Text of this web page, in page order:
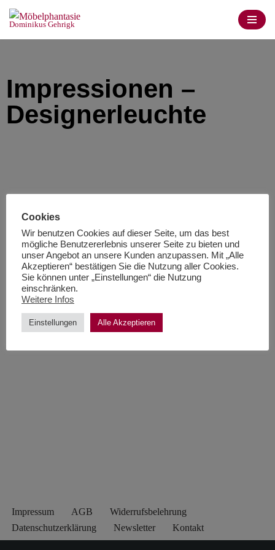
Dominikus Gehrigk
Impressionen –
Designerleuchte
Impressum AGB
Widerrufsbelehrung
Datenschutzerklärung
Newsletter Kontakt
Cookies
Wir benutzen Cookies auf dieser Seite, um das best
mögliche Benutzererlebnis unserer Seite zu bieten und
unser Angebot an unsere Kunden anzupassen. Mit „Alle
Akzeptieren“ bestätigen Sie die Nutzung aller Cookies.
Sie können unter „Einstellungen“ die Nutzung
einschränken.
Weitere Infos
Einstellungen Alle Akzeptieren